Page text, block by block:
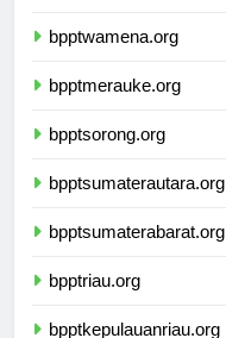
bpptwamena.org
bpptmerauke.org
bpptsorong.org
bpptsumaterautara.org
bpptsumaterabarat.org
bpptriau.org
bpptkepulauanriau.org